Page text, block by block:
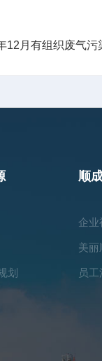
12月有组织废气
划
顺
企业
美丽
员